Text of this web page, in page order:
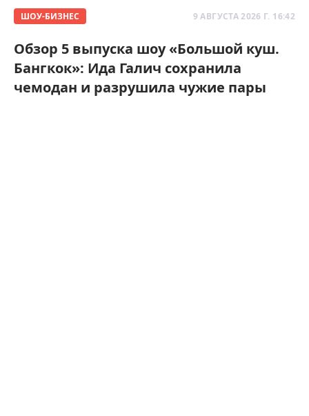
ШОУ-БИЗНЕС 9 АВГУСТА 2026 Г. 16:42
Обзор 5 выпуска шоу «Большой куш.
Бангкок»: Ида Галич сохранила
чемодан и разрушила чужие пары